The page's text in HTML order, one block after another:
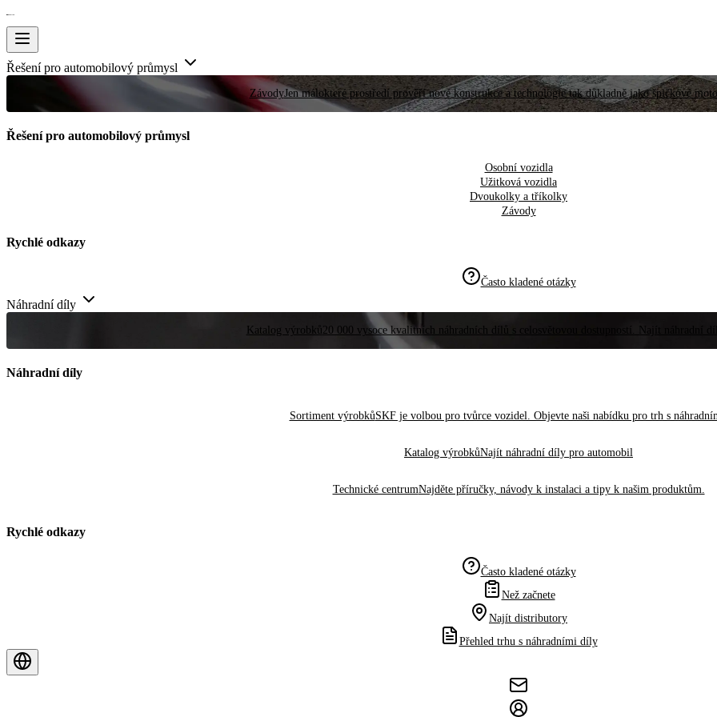
Řešení pro automobilový průmysl
ZávodyJen málokteré prostředí prověří nové konstrukce a technologie tak důkladně jako špičkové
Řešení pro automobilový průmysl
Osobní vozidla
Užitková vozidla
Dvoukolky a tříkolky
Závody
Rychlé odkazy
Často kladené otázky
Náhradní díly
Katalog výrobků20 000 vysoce kvalitních náhradních dílů s celosvětovou dostupností. Najít náhradní
Náhradní díly
Sortiment výrobkůSKF je volbou pro tvůrce vozidel. Objevte naši nabídku pro trh s
Katalog výrobkůNajít náhradní díly pro automobil
Technické centrumNajděte příručky, návody k instalaci a tipy k našim produktům.
Rychlé odkazy
Často kladené otázky
Než začnete
Najít distributory
Přehled trhu s náhradními díly